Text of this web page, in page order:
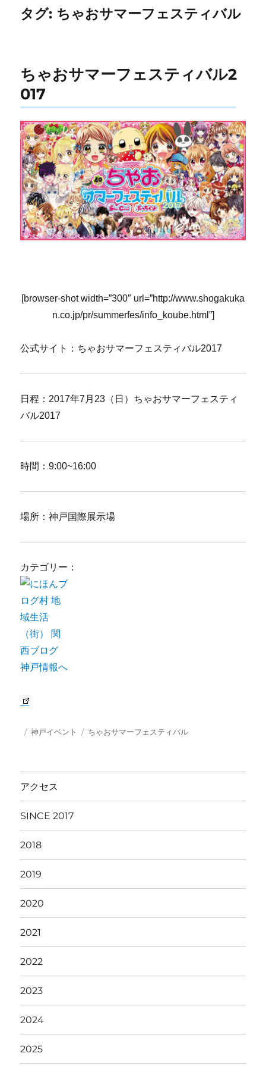
タグ: ちゃおサマーフェスティバル
ちゃおサマーフェスティバル2
017
[browser-shot width=”300″ url=”http://www.shogakuka
n.co.jp/pr/summerfes/info_koube.html”]
公式サイト：ちゃおサマーフェスティバル2017
日程：2017年7月23（日）ちゃおサマーフェスティ
バル2017
時間：9:00~16:00
場所：神戸国際展示場
カテゴリー：
投 カ
ー
神戸イベント
タ
ちゃおサマーフェスティバル
アクセス
SINCE 2017
2018
2019
2020
2021
2022
2023
2024
2025